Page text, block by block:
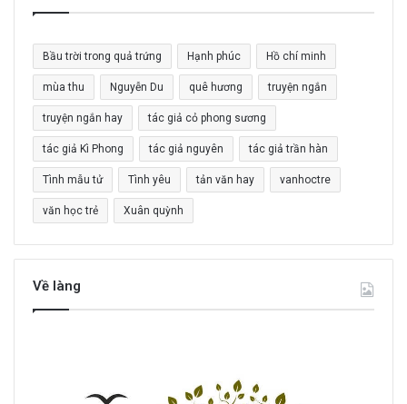
c
h
o
:
Bầu trời trong quả trứng Hạnh phúc Hồ chí minh
mùa thu Nguyễn Du quê hương truyện ngắn
truyện ngắn hay tác giả cỏ phong sương
tác giả Kì Phong tác giả nguyên tác giả trần hàn
Tình mẫu tử Tình yêu tản văn hay vanhoctre
văn học trẻ Xuân quỳnh
Về làng